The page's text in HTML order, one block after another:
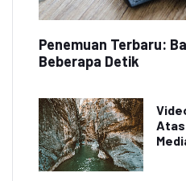
Penemuan Terbaru:
Beberapa Detik
Atas